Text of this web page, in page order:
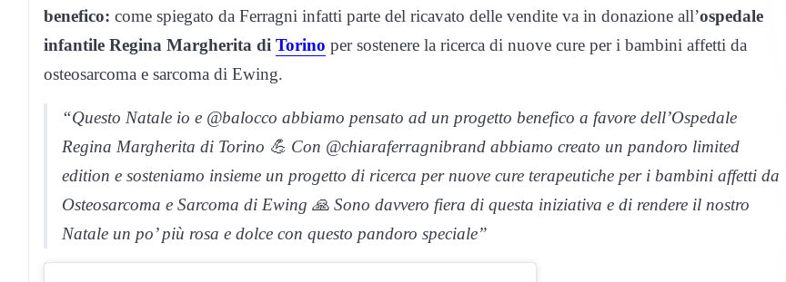
benefico: come spiegato da Ferragni infatti parte del ricavato delle vendite va in donazione all’ospedale
infantile Regina Margherita di Torino per sostenere la ricerca di nuove cure per i bambini affetti da
osteosarcoma e sarcoma di Ewing.
“Questo Natale io e @balocco abbiamo pensato ad un progetto benefico a favore dell’Ospedale
Regina Margherita di Torino 💪 Con @chiaraferragnibrand abbiamo creato un pandoro limited
edition e sosteniamo insieme un progetto di ricerca per nuove cure terapeutiche per i bambini affetti da
Osteosarcoma e Sarcoma di Ewing 🙏 Sono davvero fiera di questa iniziativa e di rendere il nostro
Natale un po’ più rosa e dolce con questo pandoro speciale”